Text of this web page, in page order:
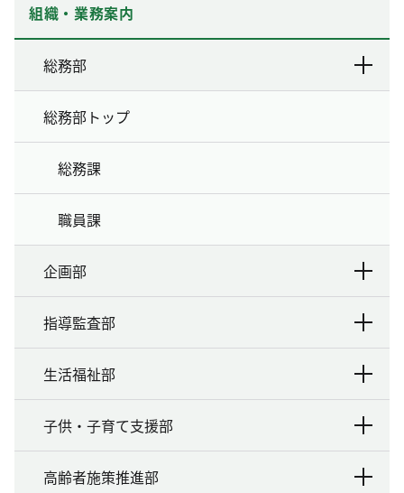
組織・業務案内
総務部
総務部トップ
総務課
職員課
企画部
指導監査部
生活福祉部
子供・子育て支援部
高齢者施策推進部